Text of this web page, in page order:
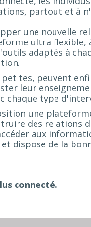
partout et à
une nouvelle
ultra flexible,
adaptés à
peuvent
leur
chaque type
une
des relations
aux
dispose de la
connecté.